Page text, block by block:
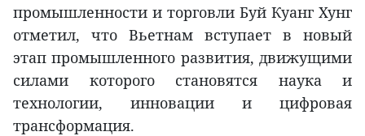
промышленности и торговли Буй Куанг Хунг
отметил, что Вьетнам вступает в новый
этап промышленного развития, движущими
силами которого становятся наука и
технологии, инновации и цифровая
трансформация.